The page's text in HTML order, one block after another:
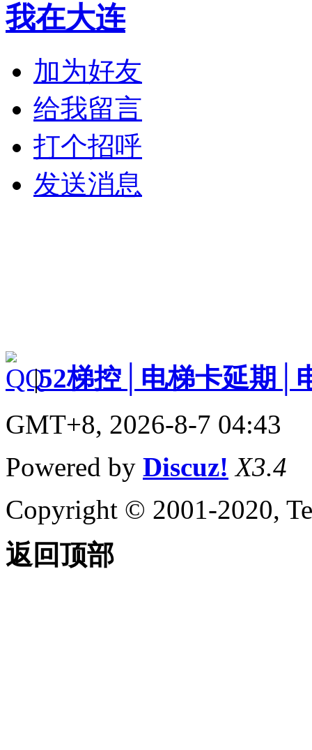
我在大连
加为好友
给我留言
打个招呼
发送消息
|52梯控│电梯卡延期│
GMT+8, 2026-8-7 04:43
Powered by Discuz! X3.4
Copyright © 2001-2020,
返回顶部